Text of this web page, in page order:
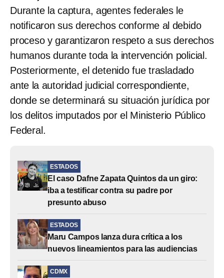
Durante la captura, agentes federales le
notificaron sus derechos conforme al debido
proceso y garantizaron respeto a sus derechos
humanos durante toda la intervención policial.
Posteriormente, el detenido fue trasladado
ante la autoridad judicial correspondiente,
donde se determinará su situación jurídica por
los delitos imputados por el Ministerio Público
Federal.
ESTADOS
El caso Dafne Zapata Quintos da un giro:
iba a testificar contra su padre por
presunto abuso
ESTADOS
Maru Campos lanza dura crítica a los
nuevos lineamientos para las audiencias
CDMX